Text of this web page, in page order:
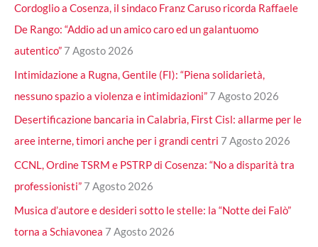
Cordoglio a Cosenza, il sindaco Franz Caruso ricorda Raffaele
De Rango: “Addio ad un amico caro ed un galantuomo
autentico” 7 Agosto 2026
Intimidazione a Rugna, Gentile (FI): “Piena solidarietà,
nessuno spazio a violenza e intimidazioni” 7 Agosto 2026
Desertificazione bancaria in Calabria, First Cisl: allarme per le
aree interne, timori anche per i grandi centri 7 Agosto 2026
CCNL, Ordine TSRM e PSTRP di Cosenza: “No a disparità tra
professionisti” 7 Agosto 2026
Musica d’autore e desideri sotto le stelle: la “Notte dei Falò”
torna a Schiavonea 7 Agosto 2026